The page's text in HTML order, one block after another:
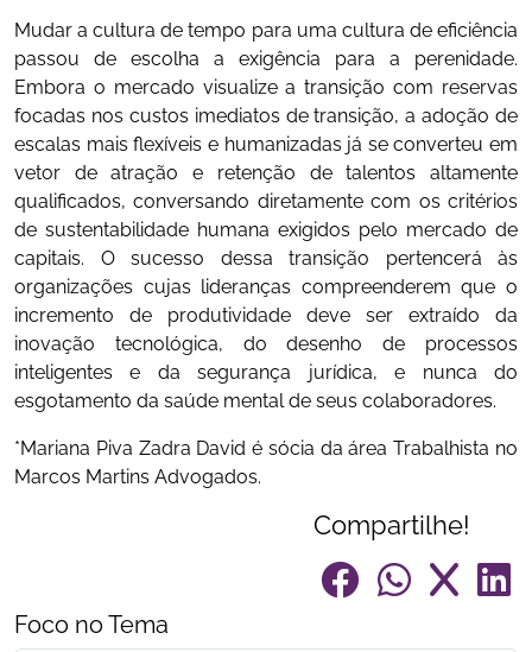
Mudar a cultura de tempo para uma cultura de eficiência
passou de escolha a exigência para a perenidade.
Embora o mercado visualize a transição com reservas
focadas nos custos imediatos de transição, a adoção de
escalas mais flexíveis e humanizadas já se converteu em
vetor de atração e retenção de talentos altamente
qualificados, conversando diretamente com os critérios
de sustentabilidade humana exigidos pelo mercado de
capitais. O sucesso dessa transição pertencerá às
organizações cujas lideranças compreenderem que o
incremento de produtividade deve ser extraído da
inovação tecnológica, do desenho de processos
inteligentes e da segurança jurídica, e nunca do
esgotamento da saúde mental de seus colaboradores.
*Mariana Piva Zadra David é sócia da área Trabalhista no
Marcos Martins Advogados.
Compartilhe!
Foco no Tema